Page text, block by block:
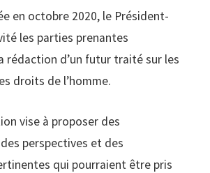
en octobre 2020, le Président-
les parties prenantes
rédaction d’un futur traité sur les
droits de l’homme.
vise à proposer des
perspectives et des
qui pourraient être pris